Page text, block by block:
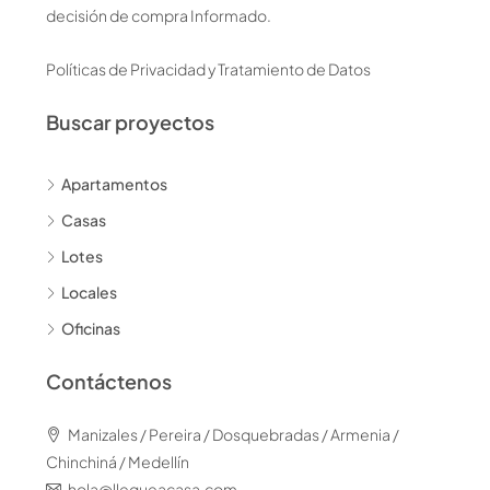
decisión de compra Informado.
Políticas de Privacidad y Tratamiento de Datos
Buscar proyectos
Apartamentos
Casas
Lotes
Locales
Oficinas
Contáctenos
Manizales / Pereira / Dosquebradas / Armenia /
Chinchiná / Medellín